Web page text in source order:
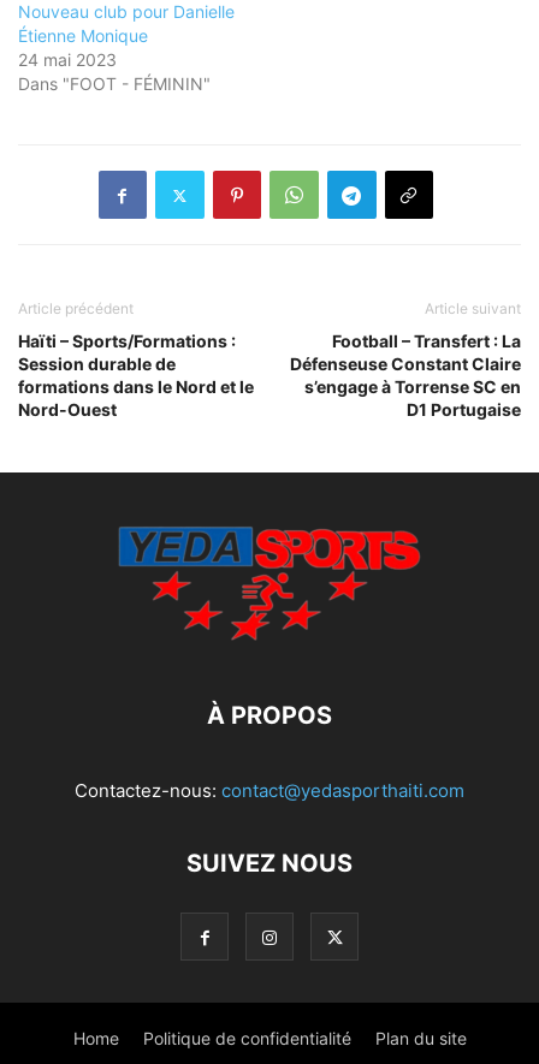
Nouveau club pour Danielle
Étienne Monique
24 mai 2023
Dans "FOOT - FÉMININ"
Article précédent
Haïti – Sports/Formations :
Session durable de
formations dans le Nord et le
Nord-Ouest
Article suivant
Football – Transfert : La
Défenseuse Constant Claire
s’engage à Torrense SC en
D1 Portugaise
À PROPOS
Contactez-nous: contact@yedasporthaiti.com
SUIVEZ NOUS
Home Politique de confidentialité Plan du site